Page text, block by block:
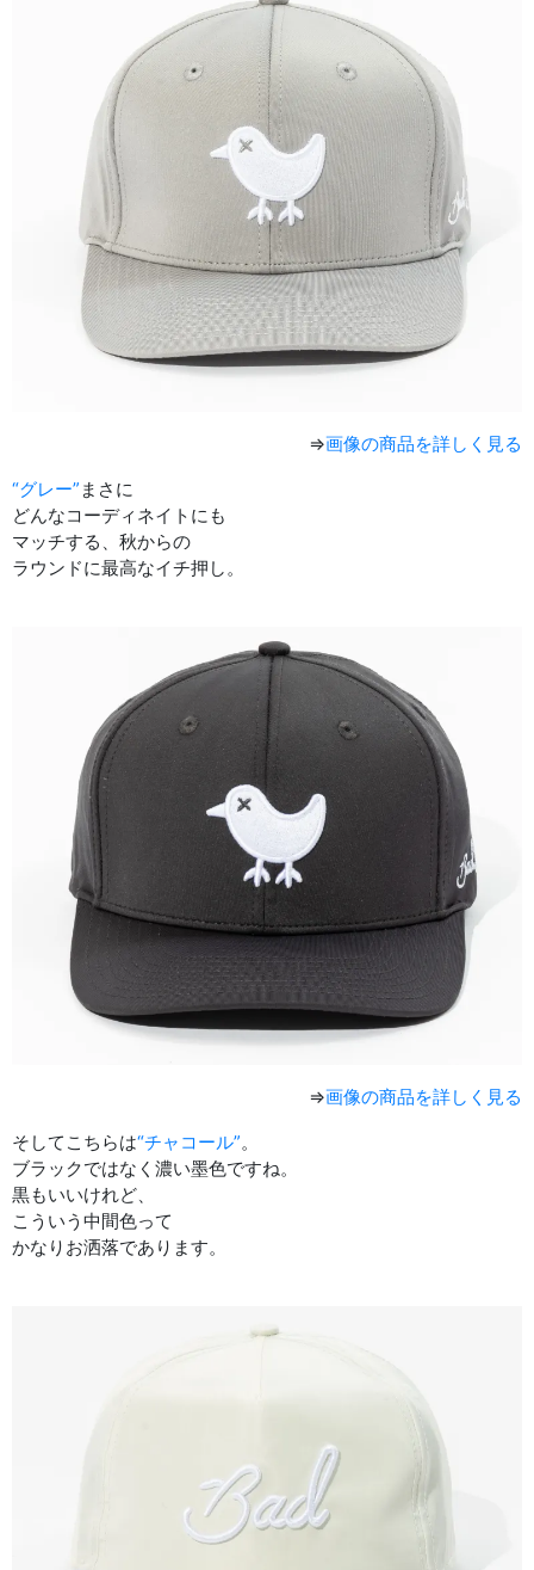
⇒画像の商品を詳しく見る
“グレー” まさに
どんなコーディネイトにも
マッチする、秋からの
ラウンドに最高なイチ押し。
⇒画像の商品を詳しく見る
そしてこちらは“チャコール”。
ブラックではなく濃い墨色ですね。
黒もいいけれど、
こういう中間色って
かなりお洒落であります。